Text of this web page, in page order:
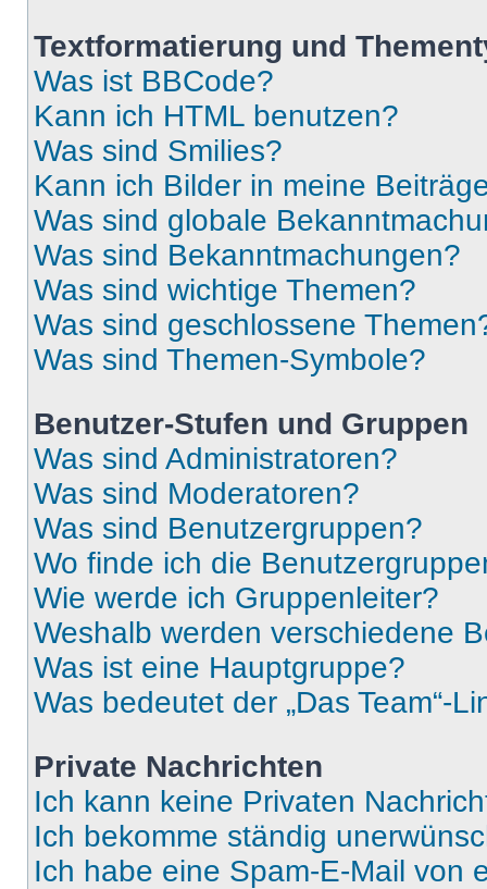
Textformatierung und
Was ist BBCode?
Kann ich HTML benutzen?
Was sind Smilies?
Kann ich Bilder in meine
Was sind globale
Was sind Bekanntmachungen?
Was sind wichtige Themen?
Was sind geschlossene
Was sind Themen-Symbole?
Benutzer-Stufen und Gruppen
Was sind Administratoren?
Was sind Moderatoren?
Was sind Benutzergruppen?
Wo finde ich die
Wie werde ich Gruppenleiter?
Weshalb werden verschiedene
Was ist eine Hauptgruppe?
Was bedeutet der „Das Team“-
Private Nachrichten
Ich kann keine Privaten
Ich bekomme ständig
Ich habe eine Spam-E-Mail von